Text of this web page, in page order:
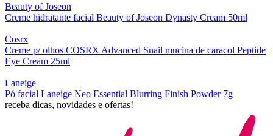
Beauty of Joseon
Creme hidratante facial Beauty of Joseon Dynasty Cream 50ml
Cosrx
Creme p/ olhos COSRX Advanced Snail mucina de caracol Peptide
Eye Cream 25ml
Laneige
Pó facial Laneige Neo Essential Blurring Finish Powder 7g
receba dicas, novidades e ofertas!